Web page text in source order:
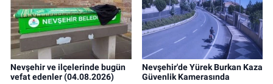
Nevşehir ve ilçelerinde bugün
vefat edenler (04.08.2026)
Nevşehir'de Yürek Burkan Kaza
Güvenlik Kamerasında